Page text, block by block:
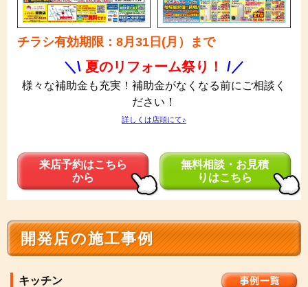
チラシ有効期限：8月31日(月）まで
＼\ 夏のリフォーム祭り！ /／
様々な補助金も充実！補助金がなくなる前にご相談く
ださい！
詳しくは店頭にて♪
来店予約はこちら
から
無料相談・お見積
りはこちら
開発店の施工事例
キッチン